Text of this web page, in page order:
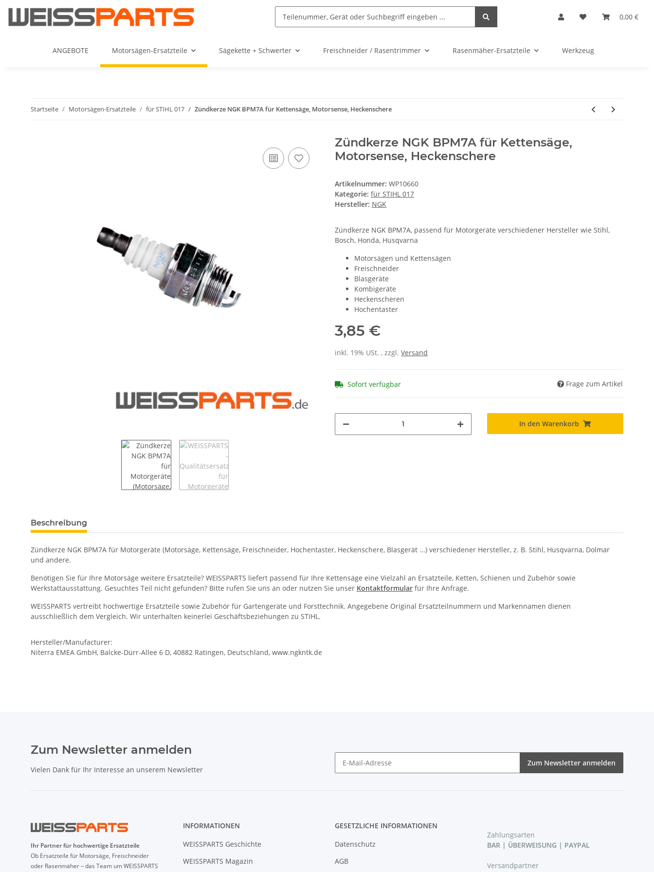
0,00 €
ANGEBOTE Motorsägen-Ersatzteile Sägekette + Schwerter Freischneider / Rasentrimmer Rasenmäher-Ersatzteile Werkzeug
Startseite Motorsägen-Ersatzteile für STIHL 017 Zündkerze NGK BPM7A für Kettensäge, Motorsense, Heckenschere
Zündkerze NGK BPM7A für Kettensäge,
Motorsense, Heckenschere
Artikelnummer: WP10660
Kategorie: für STIHL 017
Hersteller: NGK
Zündkerze NGK BPM7A, passend für Motorgeräte verschiedener Hersteller wie Stihl,
Bosch, Honda, Husqvarna
Motorsägen und Kettensägen
Freischneider
Blasgeräte
Kombigeräte
Heckenscheren
Hochentaster
3,85 €
inkl. 19% USt. , zzgl. Versand
Sofort verfügbar Frage zum Artikel
In den Warenkorb
Beschreibung
Zündkerze NGK BPM7A für Motorgeräte (Motorsäge, Kettensäge, Freischneider, Hochentaster, Heckenschere, Blasgerät ...) verschiedener Hersteller, z. B. Stihl, Husqvarna, Dolmar
und andere.
Benötigen Sie für Ihre Motorsäge weitere Ersatzteile? WEISSPARTS liefert passend für Ihre Kettensäge eine Vielzahl an Ersatzteile, Ketten, Schienen und Zubehör sowie
Werkstattausstattung. Gesuchtes Teil nicht gefunden? Bitte rufen Sie uns an oder nutzen Sie unser Kontaktformular für Ihre Anfrage.
WEISSPARTS vertreibt hochwertige Ersatzteile sowie Zubehör für Gartengeräte und Forsttechnik. Angegebene Original Ersatzteilnummern und Markennamen dienen
ausschließlich dem Vergleich. Wir unterhalten keinerlei Geschäftsbeziehungen zu STIHL.
Hersteller/Manufacturer:
Niterra EMEA GmbH, Balcke-Dürr-Allee 6 D, 40882 Ratingen, Deutschland, www.ngkntk.de
Zum Newsletter anmelden
Vielen Dank für Ihr Interesse an unserem Newsletter
Zum Newsletter anmelden
Ihr Partner für hochwertige Ersatzteile
Ob Ersatzteile für Motorsäge, Freischneider
oder Rasenmäher – das Team um WEISSPARTS
INFORMATIONEN
WEISSPARTS Geschichte
WEISSPARTS Magazin
GESETZLICHE INFORMATIONEN
Datenschutz
AGB
Zahlungsarten
BAR | ÜBERWEISUNG | PAYPAL
Versandpartner